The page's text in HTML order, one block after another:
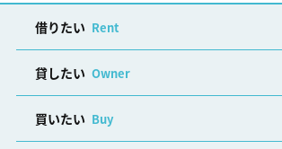
借りたい Rent
貸したい Owner
買いたい Buy